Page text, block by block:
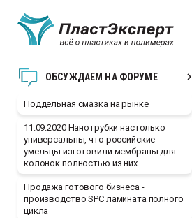
ОБСУЖДАЕМ НА ФОРУМЕ
Поддельная смазка на рынке
11.09.2020 Нанотрубки настолько
универсальны, что российские
умельцы изготовили мембраны для
колонок полностью из них
Продажа готового бизнеса -
производство SPC ламината полного
цикла